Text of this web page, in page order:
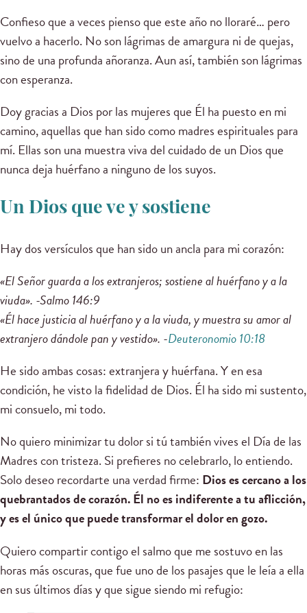
Confieso que a veces pienso que este año no lloraré… pero
vuelvo a hacerlo. No son lágrimas de amargura ni de quejas,
sino de una profunda añoranza. Aun así, también son lágrimas
con esperanza.
Doy gracias a Dios por las mujeres que Él ha puesto en mi
camino, aquellas que han sido como madres espirituales para
mí. Ellas son una muestra viva del cuidado de un Dios que
nunca deja huérfano a ninguno de los suyos.
Un Dios que ve y sostiene
Hay dos versículos que han sido un ancla para mi corazón:
«El Señor guarda a los extranjeros; sostiene al huérfano y a la
viuda». -Salmo 146:9
«Él hace justicia al huérfano y a la viuda, y muestra su amor al
extranjero dándole pan y vestido». -Deuteronomio 10:18
He sido ambas cosas: extranjera y huérfana. Y en esa
condición, he visto la fidelidad de Dios. Él ha sido mi sustento,
mi consuelo, mi todo.
No quiero minimizar tu dolor si tú también vives el Día de las
Madres con tristeza. Si prefieres no celebrarlo, lo entiendo.
Solo deseo recordarte una verdad firme: Dios es cercano a los
quebrantados de corazón. Él no es indiferente a tu aflicción,
y es el único que puede transformar el dolor en gozo.
Quiero compartir contigo el salmo que me sostuvo en las
horas más oscuras, que fue uno de los pasajes que le leía a ella
en sus últimos días y que sigue siendo mi refugio: